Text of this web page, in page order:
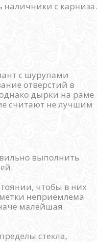
наличники с карниза.
с шурупами
отверстий в
дырки на раме
считают не лучшим
выполнить
чтобы в них
неприемлема
малейшая
стекла,